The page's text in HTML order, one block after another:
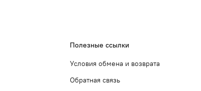
Полезные ссылки
Условия обмена и возврата
Обратная связь